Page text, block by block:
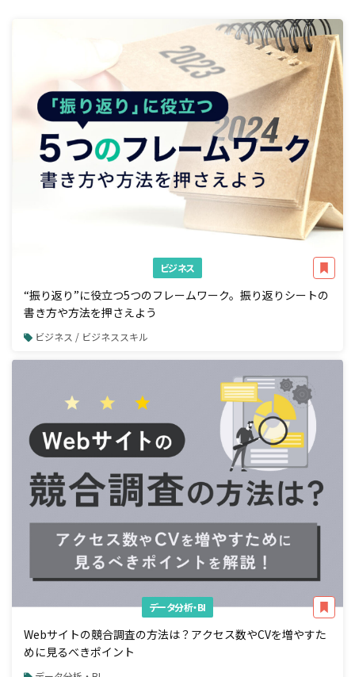
ビジネス
“振り返り”に役立つ5つのフレームワーク。振り返りシートの
書き方や方法を押さえよう
ビジネス / ビジネススキル
データ分析・BI
Webサイトの競合調査の方法は？アクセス数やCVを増やすた
めに見るべきポイント